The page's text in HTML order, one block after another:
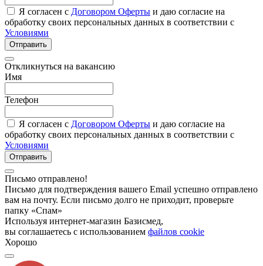
Я согласен с Договором Оферты и даю согласие на
обработку своих персональных данных в соответствии с
Условиями
Отправить
Откликнуться на вакансию
Имя
Телефон
Я согласен с Договором Оферты и даю согласие на
обработку своих персональных данных в соответствии с
Условиями
Отправить
Письмо отправлено!
Письмо для подтверждения вашего Email успешно отправлено
вам на почту. Если письмо долго не приходит, проверьте
папку «Спам»
Используя интернет-магазин Базисмед,
вы соглашаетесь с использованием файлов cookie
Хорошо